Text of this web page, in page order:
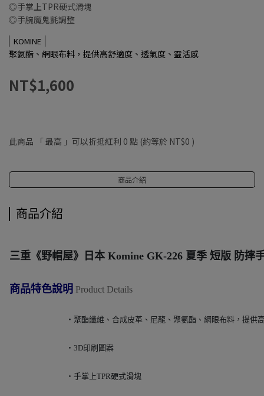
◎手掌上TPR硬式滑塊
◎手腕魔鬼氈調整
KOMINE
聚氨酯、網眼布料，提供高舒適度、透氣度、靈活感
NT$1,600
此商品 「 最高 」可以折抵紅利 0 點 (約等於 NT$0 )
商品介紹
商品介紹
三重《野帽屋》 日本 Komine GK-226 夏季 短版 防摔
商品特色說明 Product Details
‧聚酯纖維、合成皮革、尼龍、聚氨酯、網眼布料，提供
‧3D印刷圖案
‧手掌上TPR硬式滑塊